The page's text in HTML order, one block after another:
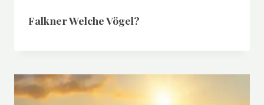
Falkner Welche Vögel?